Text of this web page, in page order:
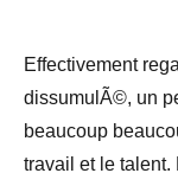
Effectivement
dissumulÃ©, un
beaucoup
travail et le